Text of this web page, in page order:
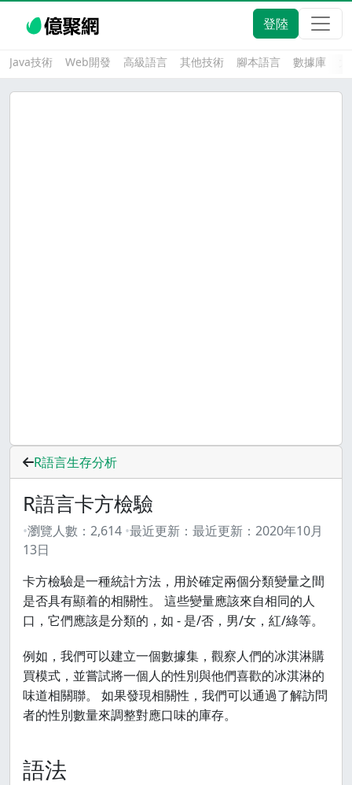
登陸
Java技術 Web開發 高級語言 其他技術 腳本語言 數據庫
R語言生存分析
R語言卡方檢驗
瀏覽人數： 2,614 最近更新： 最近更新： 2020年10月
13日
卡方檢驗是一種統計方法，用於確定兩個分類變量之間
是否具有顯着的相關性。 這些變量應該來自相同的人
口，它們應該是分類的，如 - 是/否，男/女，紅/綠等。
例如，我們可以建立一個數據集，觀察人們的冰淇淋購
買模式，並嘗試將一個人的性別與他們喜歡的冰淇淋的
味道相關聯。 如果發現相關性，我們可以通過了解訪問
者的性別數量來調整對應口味的庫存。
語法